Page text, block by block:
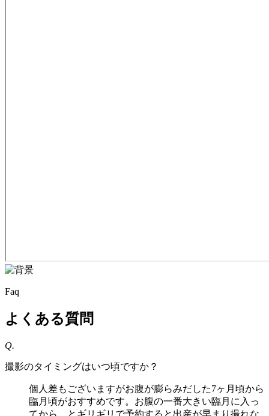
Faq
よくある質問
Q.
撮影のタイミングはいつ頃ですか？
個人差もございますがお腹が膨らみだした7ヶ月頃から
臨月頃がおすすめです。お腹の一番大きい臨月に入っ
てから…とギリギリで予約すると出産が早まり撮れな